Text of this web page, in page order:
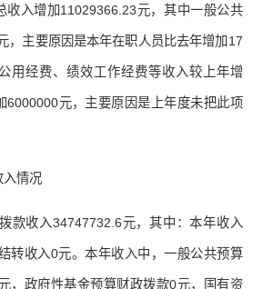
收入增加11029366.23元，其中一般公共
，主要原因是本年在职人员比去年增加17
用经费、绩效工作经费等收入较上年增
6000000元，主要原因是上年度未把此项
入情况
款收入34747732.6元，其中：本年收入
转收入0元。本年收入中，一般公共预算
，政府性基金预算财政拨款0元，国有资